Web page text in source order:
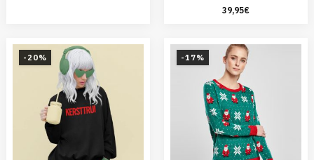
39,95€
-20% -17%